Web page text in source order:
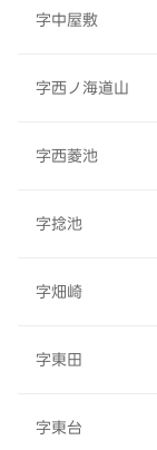
字中屋敷
字西ノ海道山
字西菱池
字捻池
字畑崎
字東田
字東台